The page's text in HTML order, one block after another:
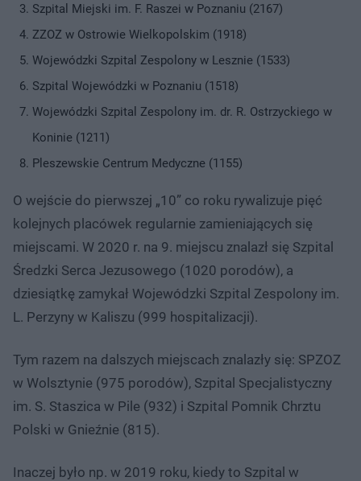
Szpital Miejski im. F. Raszei w Poznaniu (2167)
ZZOZ w Ostrowie Wielkopolskim (1918)
Wojewódzki Szpital Zespolony w Lesznie (1533)
Szpital Wojewódzki w Poznaniu (1518)
Wojewódzki Szpital Zespolony im. dr. R. Ostrzyckiego w
Koninie (1211)
Pleszewskie Centrum Medyczne (1155)
O wejście do pierwszej „10” co roku rywalizuje pięć
kolejnych placówek regularnie zamieniających się
miejscami. W 2020 r. na 9. miejscu znalazł się Szpital
Średzki Serca Jezusowego (1020 porodów), a
dziesiątkę zamykał Wojewódzki Szpital Zespolony im.
L. Perzyny w Kaliszu (999 hospitalizacji).
Tym razem na dalszych miejscach znalazły się: SPZOZ
w Wolsztynie (975 porodów), Szpital Specjalistyczny
im. S. Staszica w Pile (932) i Szpital Pomnik Chrztu
Polski w Gnieźnie (815).
Inaczej było np. w 2019 roku, kiedy to Szpital w